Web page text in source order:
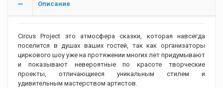
Описание
Circus Project это атмосфера сказки, которая навсегда
поселится в душах ваших гостей, так как организаторы
циркового шоу уже на протяжении многих лет придумывают
и показывают невероятные по красоте творческие
проекты, отличающиеся уникальным стилем и
удивительным мастерством артистов.